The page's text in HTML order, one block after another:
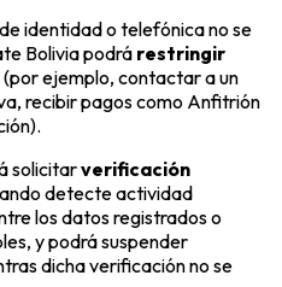
identidad o telefónica no se
Bolivia podrá restringir
ejemplo, contactar a un
recibir pagos como Anfitrión
solicitarverificación
detecte actividad
los datos registrados o
y podrá suspender
dicha verificación no se